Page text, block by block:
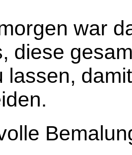
war
diese
lassen,